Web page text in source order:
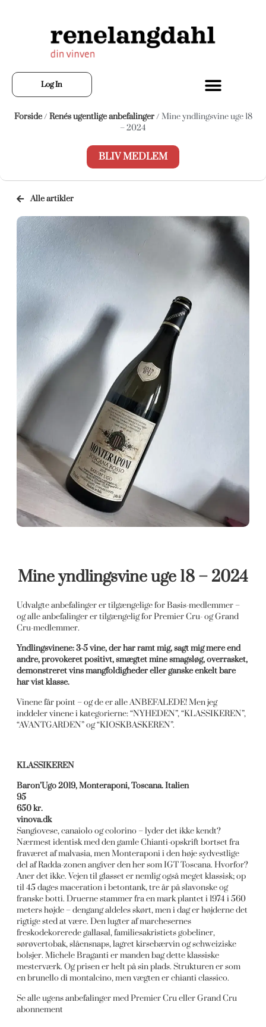
Log In
Forside/ Renés ugentlige anbefalinger/ Mine yndlingsvine uge 18
– 2024
BLIV MEDLEM
Alle artikler
Mine yndlingsvine uge 18 – 2024
Udvalgte anbefalinger er tilgængelige for Basis-medlemmer –
og alle anbefalinger er tilgængelig for Premier Cru- og Grand
Cru-medlemmer.
Yndlingsvinene: 3-5 vine, der har ramt mig, sagt mig mere end
andre, provokeret positivt, smægtet mine smagsløg, overrasket,
demonstreret vins mangfoldigheder eller ganske enkelt bare
har vist klasse.
Vinene får point – og de er alle ANBEFALEDE! Men jeg
inddeler vinene i kategorierne: “NYHEDEN”, “KLASSIKEREN”,
“AVANTGARDEN” og “KIOSKBASKEREN”.
KLASSIKEREN
Baron’Ugo 2019, Monteraponi, Toscana. Italien
95
650 kr.
vinova.dk
Sangiovese, canaiolo og colorino – lyder det ikke kendt?
Nærmest identisk med den gamle Chianti-opskrift bortset fra
fraværet af malvasia, men Monteraponi i den høje sydvestlige
del af Radda-zonen angiver den her som IGT Toscana. Hvorfor?
Aner det ikke. Vejen til glasset er nemlig også meget klassisk; op
til 45 dages maceration i betontank, tre år på slavonske og
franske botti. Druerne stammer fra en mark plantet i 1974 i 560
meters højde – dengang aldeles skørt, men i dag er højderne det
rigtige sted at være. Den lugter af marchesernes
freskodekorerede gallasal, familiesakristiets gobeliner,
sørøvertobak, slåensnaps, lagret kirsebærvin og schweiziske
bolsjer. Michele Braganti er manden bag dette klassiske
mesterværk. Og prisen er helt på sin plads. Strukturen er som
en brunello di montalcino, men vægten er chianti classico.
Se alle ugens anbefalinger med Premier Cru eller Grand Cru
abonnement